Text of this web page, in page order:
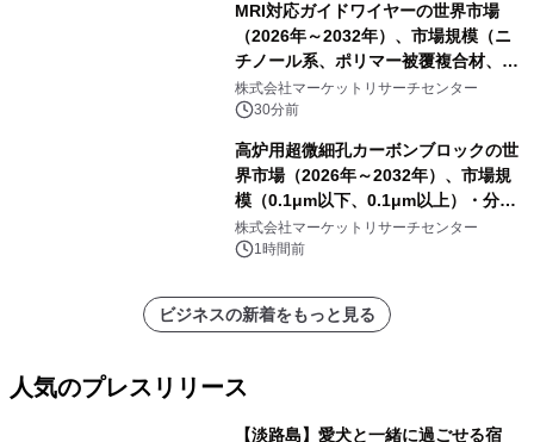
MRI対応ガイドワイヤーの世界市場
（2026年～2032年）、市場規模（ニ
チノール系、ポリマー被覆複合材、そ
の他）・分析レポートを発表
株式会社マーケットリサーチセンター
30分前
高炉用超微細孔カーボンブロックの世
界市場（2026年～2032年）、市場規
模（0.1μm以下、0.1μm以上）・分析
レポートを発表
株式会社マーケットリサーチセンター
1時間前
ビジネスの新着をもっと見る
人気のプレスリリース
【淡路島】愛犬と一緒に過ごせる宿